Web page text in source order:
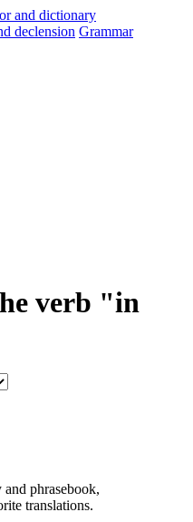
declension Grammar
verb "in
phrasebook,
translations.